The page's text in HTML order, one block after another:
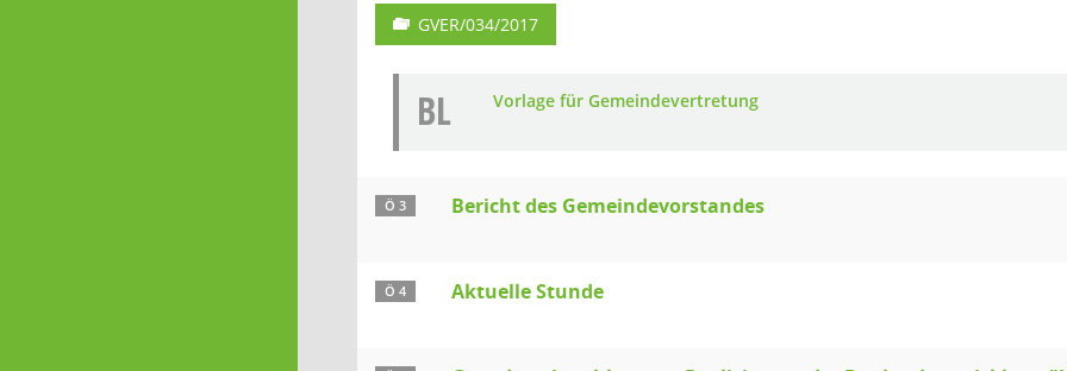
GVER/034/2017
BL Vorlage für Gemeindevertretung
Ö 3 Bericht des Gemeindevorstandes
Ö 4 Aktuelle Stunde